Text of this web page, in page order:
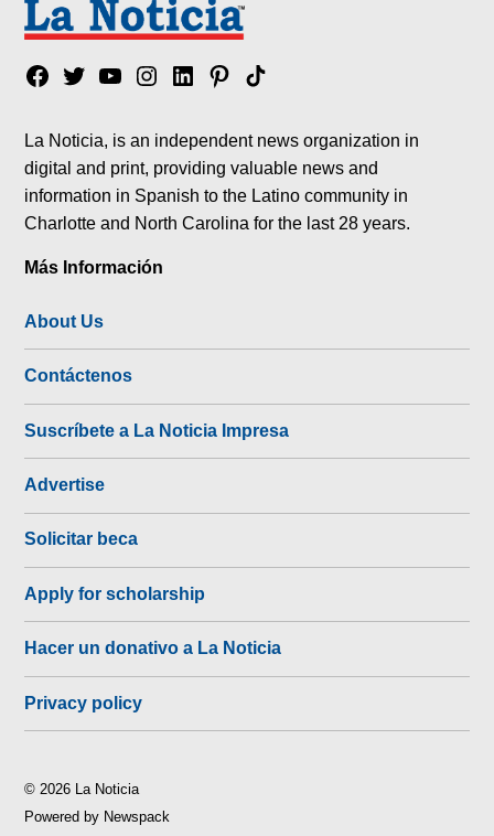
Facebook
TwitterYouTubeInstagram
LinkedinPinterest
Tik
La Noticia, is an independent news organization in
digital and print, providing valuable news and
information in Spanish to the Latino community in
Charlotte and North Carolina for the last 28 years.
Más Información
About Us
Contáctenos
Suscríbete a La Noticia Impresa
Advertise
Solicitar beca
Apply for scholarship
Hacer un donativo a La Noticia
Privacy policy
© 2026 La Noticia
Powered by Newspack